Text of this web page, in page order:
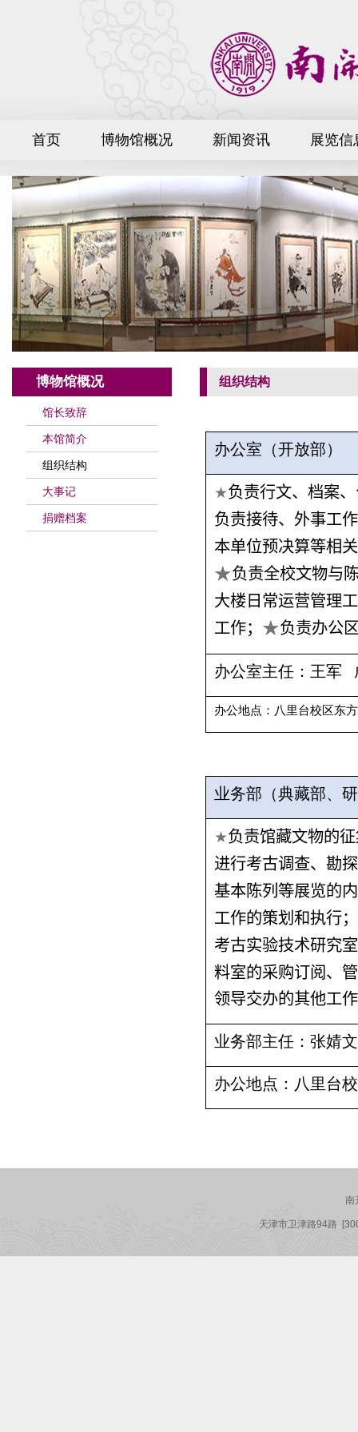
首页 博物馆概况 新闻资讯 展览信
博物馆概况
馆长致辞
本馆简介
组织结构
大事记
捐赠档案
组织结构
办公室（开放部）
★负责行文、档案
负责接待、外事工
本单位预决算等相
★负责全校文物与
大楼日常运营管理
工作； ★负责办公
办公室主任：王军
办公地点：八里台校区东
业务部（典藏部、
★负责馆藏文物的
进行考古调查、勘
基本陈列等展览的
工作的策划和执行；
考古实验技术研究
料室的采购订阅、
领导交办的其他工
业务部主任：张婧
办公地点：八里台
南
天津市卫津路94路